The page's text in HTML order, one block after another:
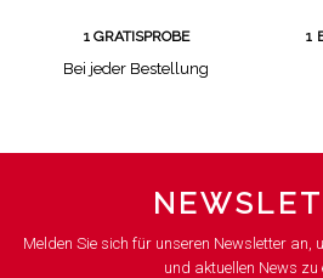
1 GRATISPROBE
Bei jeder Bestellung
1
Melden Sie sich für unseren Newsletter an,
und aktuellen News zu